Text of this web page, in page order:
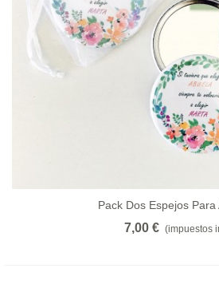
Pack Dos Espejos Para
7,00 € (impuestos